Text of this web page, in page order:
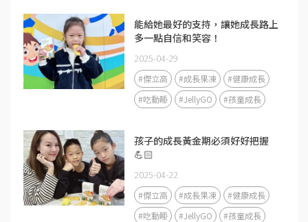
能給她最好的支持，讓她成長路上
多一點自信和笑容！
2025-04-29
#傑立高 #成長果凍
#健康成長
#吃動睡
#JellyGO #孩童成長
孩子的成長黃金期必須好好把握
💪🏻
2025-04-22
#傑立高 #成長果凍
#健康成長
#吃動睡
#JellyGO #孩童成長